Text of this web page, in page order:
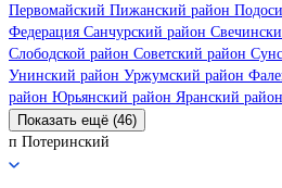
Первомайский Пижанский район
Федерация Санчурский район
Слободской район Советский район
Унинский район Уржумский район
район Юрьянский район Яранский район
Показать ещё (46)
п Потеринский